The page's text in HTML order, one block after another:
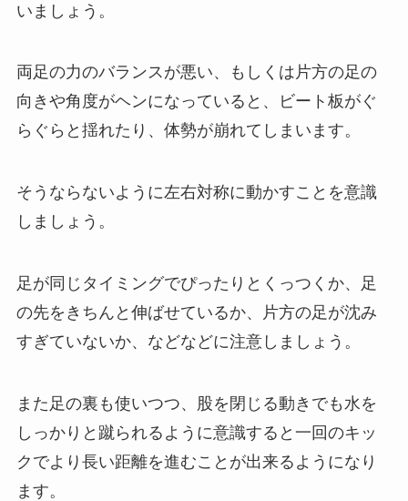
いましょう。
両足の力のバランスが悪い、もしくは片方の足の
向きや角度がヘンになっていると、ビート板がぐ
らぐらと揺れたり、体勢が崩れてしまいます。
そうならないように左右対称に動かすことを意識
しましょう。
足が同じタイミングでぴったりとくっつくか、足
の先をきちんと伸ばせているか、片方の足が沈み
すぎていないか、などなどに注意しましょう。
また足の裏も使いつつ、股を閉じる動きでも水を
しっかりと蹴られるように意識すると一回のキッ
クでより長い距離を進むことが出来るようになり
ます。